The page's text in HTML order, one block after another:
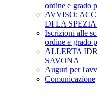
ordine e grado
AVVISO:
DI LA
Iscrizioni alle
ordine e grado
ALLERTA
SAVONA
Auguri per
Comunicazione